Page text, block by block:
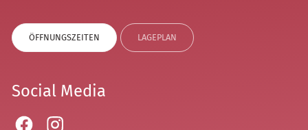
ÖFFNUNGSZEITEN LAGEPLAN
Social Media